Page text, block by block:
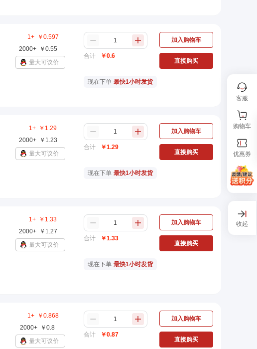
1+ ￥0.597
2000+
￥ 0.55
量大可议价
合计 ￥0.6
加入购物车
直接购买
现在下单 最快1小时发货
1+ ￥ 1.29
2000+
￥ 1.23
量大可议价
合计 ￥1.29
加入购物车
直接购买
现在下单 最快1小时发货
1+ ￥ 1.33
2000+
￥ 1.27
量大可议价
合计 ￥1.33
加入购物车
直接购买
现在下单 最快1小时发货
1+ ￥0.868
2000+
￥ 0.8
量大可议价
合计 ￥0.87
加入购物车
直接购买
客服
购物车
优惠券
收起